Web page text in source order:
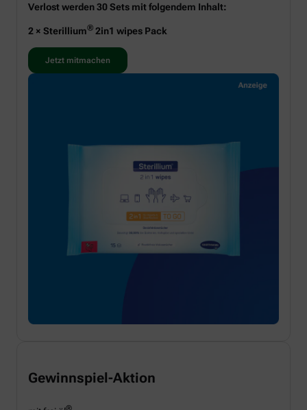
Verlost werden 30 Sets mit folgendem Inhalt:
2 × Sterillium® 2in1 wipes Pack
Jetzt mitmachen
Gewinnspiel-Aktion